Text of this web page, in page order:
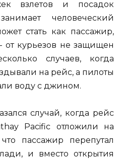
взлетов и посадок
человеческий
стать как пассажир,
от курьезов не защищен
случаев, когда
на рейс, а пилоты
воду с джином.
случай, когда рейс
Pacific отложили на
пассажир перепутал
и вместо открытия